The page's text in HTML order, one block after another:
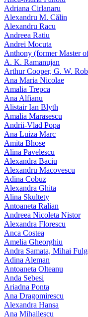
Adriana Cirlanaru
Alexandru M. Călin
Alexandru Racu
Andreea Ratiu
Andrei Mocuta
Anthony (former Master
A. K. Ramanujan
Arthur Cooper, G. W.
Ana Maria Nicolae
Amalia Trepca
Ana Alfianu
Alistair Ian Blyth
Amalia Marasescu
Andrii-Vlad Popa
Ana Luiza Marc
Amita Bhose
Alina Pavelescu
Alexandra Baciu
Alexandru Macovescu
Adina Cobuz
Alexandra Ghita
Alina Skultety
Antoaneta Ralian
Andreea Nicoleta Nistor
Alexandra Florescu
Anca Costea
Amelia Gheorghiu
Andra Samata, Mihai
Adina Aleman
Antoaneta Olteanu
Anda Sebesi
Ariadna Ponta
Ana Dragomirescu
Alexandra Hansa
Ana Mihailescu